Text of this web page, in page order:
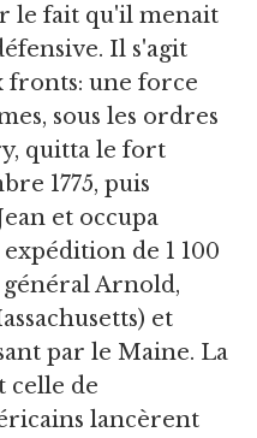
le fait qu'il menait
Il s'agit
fronts: une force
sous les ordres
quitta le fort
1775, puis
et occupa
de 1 100
Arnold,
et
par le Maine. La
de
lancèrent